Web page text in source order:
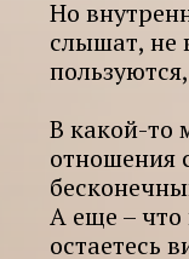
Но
слышат, не
В какой-то
отношения
А еще – что
остаетесь